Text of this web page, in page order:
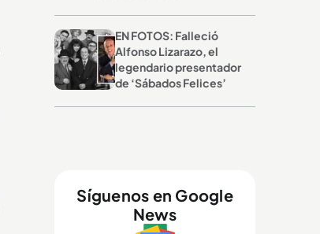
EN FOTOS: Falleció
Alfonso Lizarazo, el
legendario presentador
de ‘Sábados Felices’
Síguenos en Google
News